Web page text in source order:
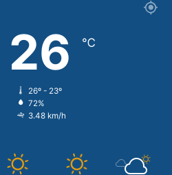
26 ℃
26º - 23º
72%
3.48 km/h